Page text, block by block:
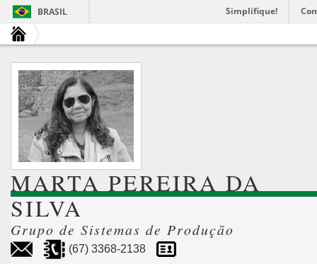
BRASIL Simplifique!
MARTA PEREIRA DA
SILVA
Grupo de Sistemas de Produção
(67) 3368-2138